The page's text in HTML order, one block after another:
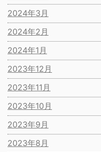
2024年3月
2024年2月
2024年1月
2023年12月
2023年11月
2023年10月
2023年9月
2023年8月